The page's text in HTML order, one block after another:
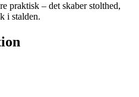
praktisk – det skaber stolthed,
i stalden.